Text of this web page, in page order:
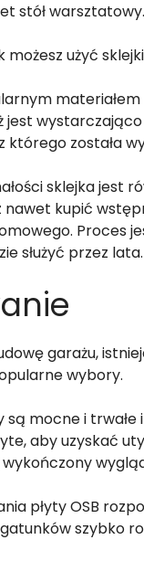
stół warsztatowy.
możesz użyć
jest wystarczająco
którego została
sklejka jest
nawet kupić
Proces
służyć przez lata.
garażu,
wybory.
są mocne i
aby uzyskać
płyty OSB
szybko